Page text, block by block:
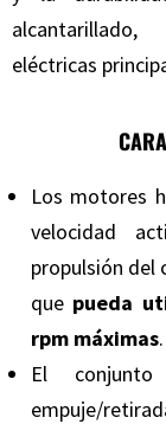
eléctricas
Los motores
velocidad
propulsión del
que pueda
rpm máximas.
El
empuje/